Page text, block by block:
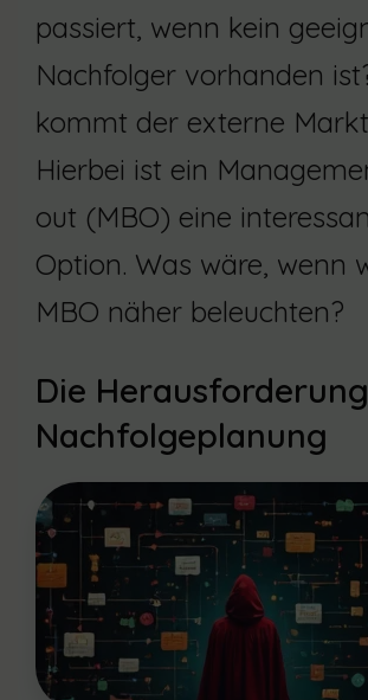
passiert, wenn kein
Nachfolger vorhanden
kommt der externe Markt
Hierbei ist ein
out (MBO) eine
Option. Was wäre, wenn
MBO näher beleuchten?
Die
Nachfolgeplanung